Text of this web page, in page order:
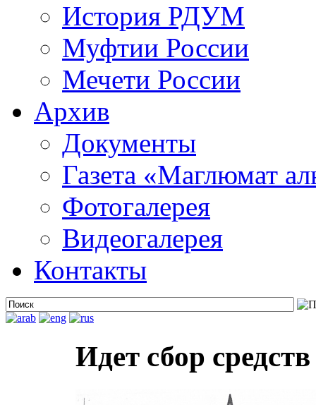
История РДУМ
Муфтии России
Мечети России
Архив
Документы
Газета «Маглюмат
Фотогалерея
Видеогалерея
Контакты
Идет сбор